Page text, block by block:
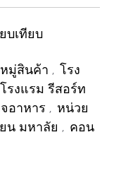
บเทียบ
มู่สินค้า , โรง
โรงแรม รีสอร์ท
อาหาร , หน่วย
ยน มหาลัย , คอน